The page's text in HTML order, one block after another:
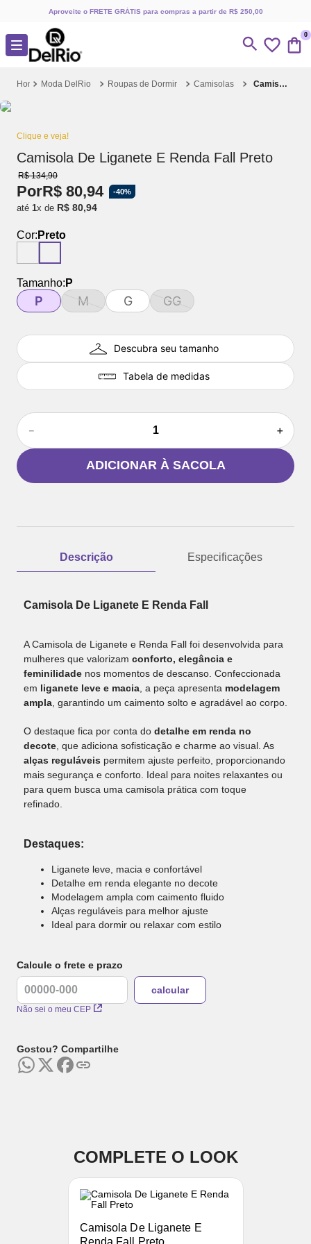
Aproveite o FRETE GRÁTIS para compras a partir de R$ 250,00
0
Moda DelRio Roupas de Dormir Camisolas Camisola De Liganete E Renda Fall Preto
Clique e veja!
Camisola De Liganete E Renda Fall Preto
R$ 134,90
PorR$ 80,94 -40%
até 1x de R$ 80,94
Cor: Preto
Tamanho: P
P M G GG
Descubra seu tamanho
Tabela de medidas
＋
－
ADICIONAR À SACOLA
Descrição Especificações
Camisola De Liganete E Renda Fall
A Camisola de Liganete e Renda Fall foi desenvolvida para
mulheres que valorizam conforto, elegância e
feminilidade nos momentos de descanso. Confeccionada
em liganete leve e macia , a peça apresenta modelagem
ampla , garantindo um caimento solto e agradável ao corpo.
O destaque fica por conta do detalhe em renda no
decote , que adiciona sofisticação e charme ao visual. As
alças reguláveis permitem ajuste perfeito, proporcionando
mais segurança e conforto. Ideal para noites relaxantes ou
para quem busca uma camisola prática com toque
refinado.
Destaques:
Liganete leve, macia e confortável
Detalhe em renda elegante no decote
Modelagem ampla com caimento fluido
Alças reguláveis para melhor ajuste
Ideal para dormir ou relaxar com estilo
Calcule o frete e prazo
Não sei o meu CEP
Gostou? Compartilhe
COMPLETE O LOOK
Camisola De Liganete E
Renda Fall Preto